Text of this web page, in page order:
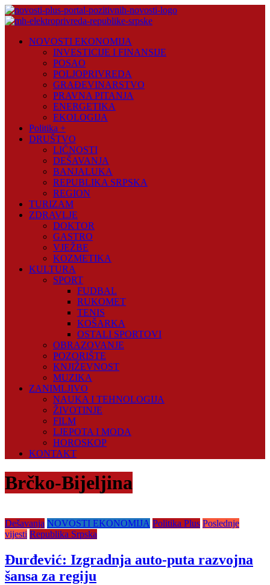
Skip
to
Plus
NOVOSTI EKONOMIJA
INVESTICIJE I FINANSIJE
POSAO
POLJOPRIVREDA
GRAĐEVINARSTVO
PRAVNA PITANJA
ENERGETIKA
EKOLOGIJA
Politika +
DRUŠTVO
LIČNOSTI
DEŠAVANJA
BANJALUKA
REPUBLIKA SRPSKA
REGION
TURIZAM
ZDRAVLJE
DOKTOR
GASTRO
VJEŽBE
KOZMETIKA
KULTURA
SPORT
FUDBAL
RUKOMET
TENIS
KOŠARKA
OSTALI SPORTOVI
OBRAZOVANJE
POZORIŠTE
KNJIŽEVNOST
MUZIKA
ZANIMLJIVO
NAUKA I TEHNOLOGIJA
ŽIVOTINJE
FILM
LJEPOTA I MODA
HOROSKOP
KONTAKT
Brčko-Bijeljina
Dešavanja NOVOSTI EKONOMIJA Politika Plus Poslednje
vijesti Republika Srpska
Đurđević: Izgradnja auto-puta razvojna
šansa za regiju